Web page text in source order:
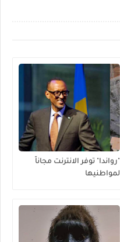
"رواندا" توفر الانترنت مجاناً
لمواطنيها